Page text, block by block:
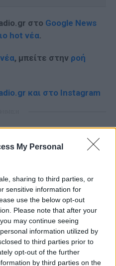
My Personal
sharing to third parties, or
sensitive information for
use the below opt-out
Please note that after your
may continue seeing
information utilized by
to third parties prior to
opt-out of the further
by third parties on the
στο Google News
hot νέα.
νέα, μπείτε στην ροή
και στο Instagram